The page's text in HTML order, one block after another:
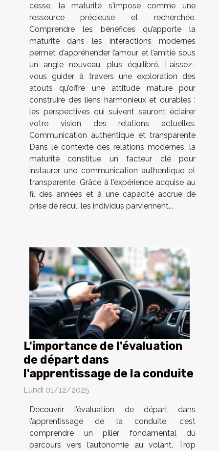
cesse, la maturité s'impose comme une
ressource précieuse et recherchée.
Comprendre les bénéfices qu’apporte la
maturité dans les interactions modernes
permet d’appréhender l’amour et l’amitié sous
un angle nouveau, plus équilibré. Laissez-
vous guider à travers une exploration des
atouts qu’offre une attitude mature pour
construire des liens harmonieux et durables :
les perspectives qui suivent sauront éclairer
votre vision des relations actuelles.
Communication authentique et transparente
Dans le contexte des relations modernes, la
maturité constitue un facteur clé pour
instaurer une communication authentique et
transparente. Grâce à l'expérience acquise au
fil des années et à une capacité accrue de
prise de recul, les individus parviennent...
L'importance de l'évaluation
de départ dans
l'apprentissage de la conduite
Lundi 01/12/2025
Découvrir l’évaluation de départ dans
l’apprentissage de la conduite, c’est
comprendre un pilier fondamental du
parcours vers l’autonomie au volant. Trop